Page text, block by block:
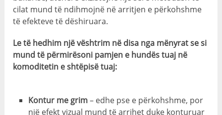
cilat mund të ndihmojnë në arritjen e përkohshme
të efekteve të dëshiruara.
Le të hedhim një vështrim në disa nga mënyrat se si
mund të përmirësoni pamjen e hundës tuaj në
komoditetin e shtëpisë tuaj:
Kontur me grim– edhe pse e përkohshme, por
një efekt vizual mund të arrihet duke konturuar